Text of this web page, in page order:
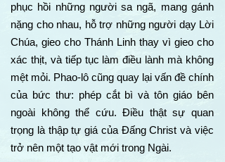
phục hồi những người sa ngã, mang gánh
nặng cho nhau, hỗ trợ những người dạy Lời
Chúa, gieo cho Thánh Linh thay vì gieo cho
xác thịt, và tiếp tục làm điều lành mà không
mệt mỏi. Phao-lô cũng quay lại vấn đề chính
của bức thư: phép cắt bì và tôn giáo bên
ngoài không thể cứu. Điều thật sự quan
trọng là thập tự giá của Đấng Christ và việc
trở nên một tạo vật mới trong Ngài.